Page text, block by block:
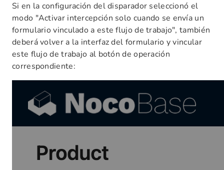
Si en la configuración del disparador seleccionó el
modo "Activar intercepción solo cuando se envía un
formulario vinculado a este flujo de trabajo", también
deberá volver a la interfaz del formulario y vincular
este flujo de trabajo al botón de operación
correspondiente: